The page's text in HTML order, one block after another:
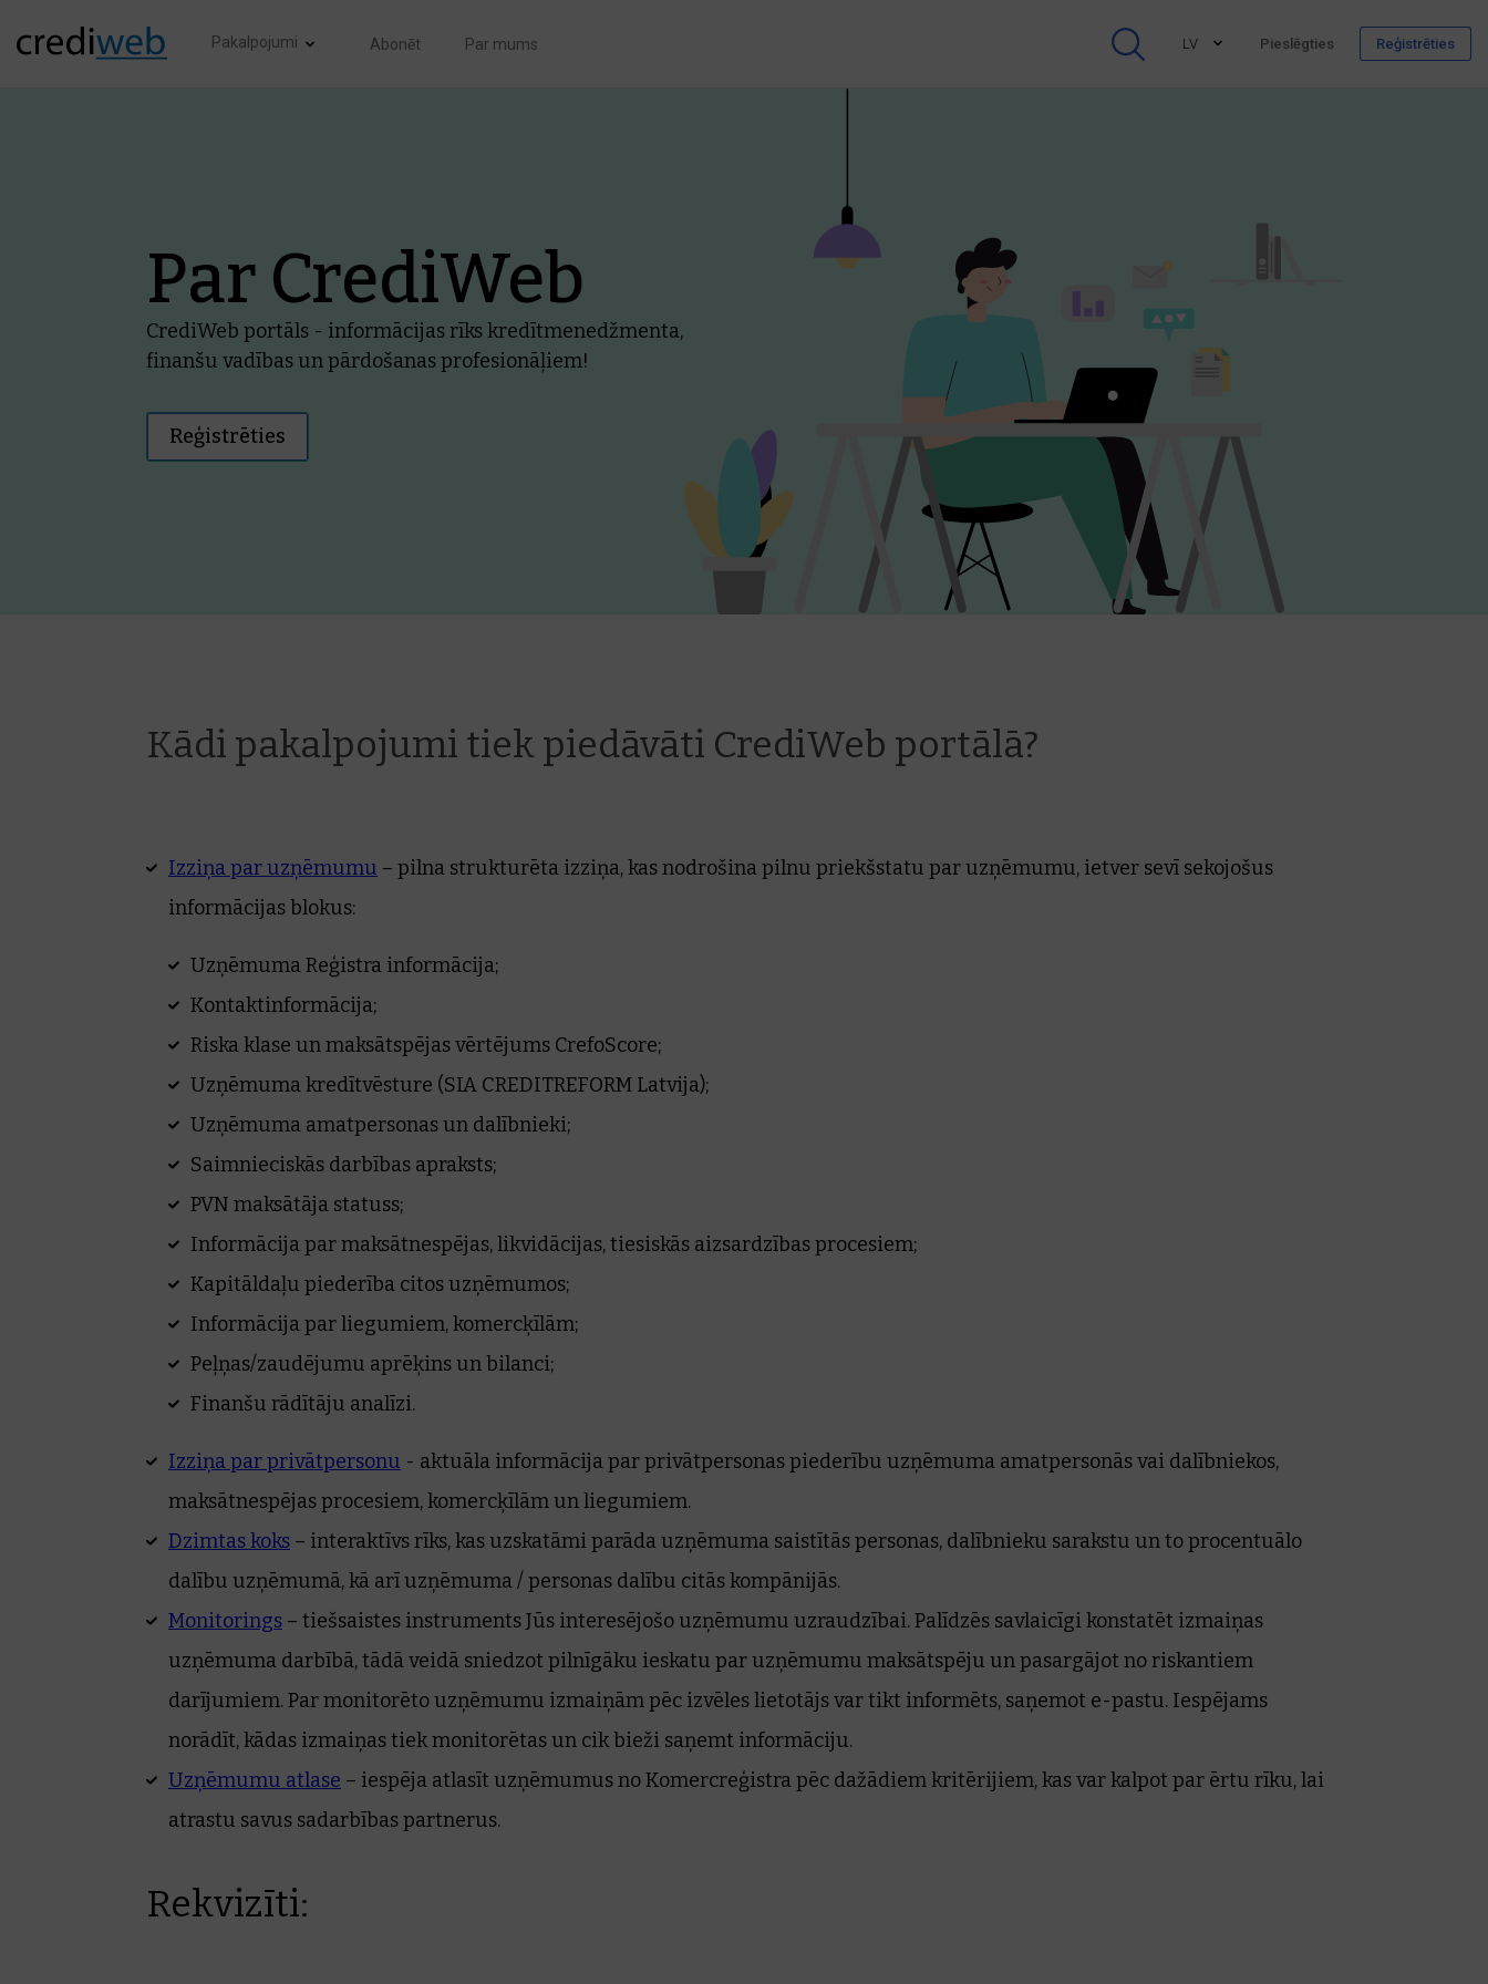
Pakalpojumi Abonēt Par mums LV Pieslēgties Reģistrēties
Par CrediWeb
CrediWeb portāls - informācijas rīks kredītmenedžmenta,
finanšu vadības un pārdošanas profesionāļiem!
Reģistrēties
Kādi pakalpojumi tiek piedāvāti CrediWeb portālā?
Izziņa par uzņēmumu – pilna strukturēta izziņa, kas nodrošina pilnu priekšstatu par uzņēmumu, ietver sevī sekojošus
informācijas blokus:
Uzņēmuma Reģistra informācija;
Kontaktinformācija;
Riska klase un maksātspējas vērtējums CrefoScore;
Uzņēmuma kredītvēsture (SIA CREDITREFORM Latvija);
Uzņēmuma amatpersonas un dalībnieki;
Saimnieciskās darbības apraksts;
PVN maksātāja statuss;
Informācija par maksātnespējas, likvidācijas, tiesiskās aizsardzības procesiem;
Kapitāldaļu piederība citos uzņēmumos;
Informācija par liegumiem, komercķīlām;
Peļņas/zaudējumu aprēķins un bilanci;
Finanšu rādītāju analīzi.
Izziņa par privātpersonu - aktuāla informācija par privātpersonas piederību uzņēmuma amatpersonās vai dalībniekos,
maksātnespējas procesiem, komercķīlām un liegumiem.
Dzimtas koks – interaktīvs rīks, kas uzskatāmi parāda uzņēmuma saistītās personas, dalībnieku sarakstu un to procentuālo
dalību uzņēmumā, kā arī uzņēmuma / personas dalību citās kompānijās.
Monitorings – tiešsaistes instruments Jūs interesējošo uzņēmumu uzraudzībai. Palīdzēs savlaicīgi konstatēt izmaiņas
uzņēmuma darbībā, tādā veidā sniedzot pilnīgāku ieskatu par uzņēmumu maksātspēju un pasargājot no riskantiem
darījumiem. Par monitorēto uzņēmumu izmaiņām pēc izvēles lietotājs var tikt informēts, saņemot e-pastu. Iespējams
norādīt, kādas izmaiņas tiek monitorētas un cik bieži saņemt informāciju.
Uzņēmumu atlase – iespēja atlasīt uzņēmumus no Komercreģistra pēc dažādiem kritērijiem, kas var kalpot par ērtu rīku, lai
atrastu savus sadarbības partnerus.
Rekvizīti: